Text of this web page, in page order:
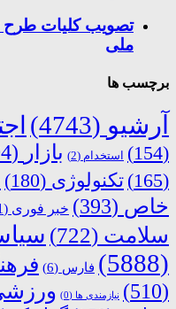
تصویب کلیات طرح
ملی
برچسب ها
آرشیو (4743)
(154)
استخدام (2) بازار (404)
(165)
تکنولوژی (180)
خاص (393) خبر فوری (11)
سلامت (722)
(5888)
فارس (6)
(510)
نیازمندی ها (0)